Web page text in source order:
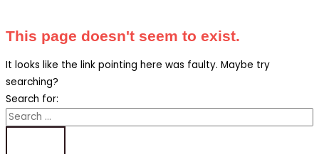
This page doesn't seem to exist.
It looks like the link pointing here was faulty. Maybe try
searching?
Search for: